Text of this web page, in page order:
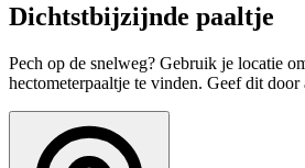
Dichtstbijzijnde paaltje
Pech op de snelweg? Gebruik je locatie
hectometerpaaltje te vinden. Geef dit